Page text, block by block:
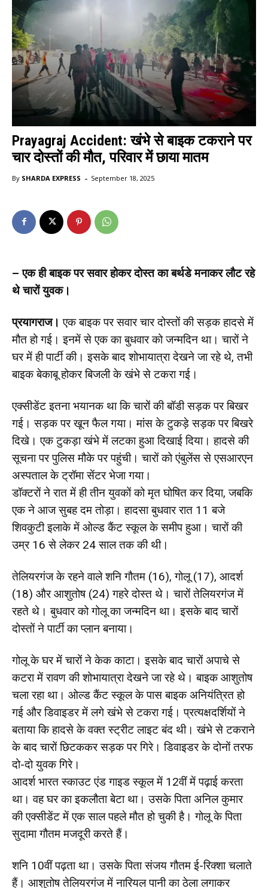
Prayagraj Accident: खंभे से बाइक टकराने पर
चार दोस्तों की मौत, परिवार में छाया मातम
By SHARDA EXPRESS - September 18, 2025
– एक ही बाइक पर सवार होकर दोस्त का बर्थडे मनाकर लौट रहे
थे चारों युवक।
प्रयागराज। एक बाइक पर सवार चार दोस्तों की सड़क हादसे में
मौत हो गई। इनमें से एक का बुधवार को जन्मदिन था। चारों ने
घर में ही पार्टी की। इसके बाद शोभायात्रा देखने जा रहे थे, तभी
बाइक बेकाबू होकर बिजली के खंभे से टकरा गई।
एक्सीडेंट इतना भयानक था कि चारों की बॉडी सड़क पर बिखर
गई। सड़क पर खून फैल गया। मांस के टुकड़े सड़क पर बिखरे
दिखे। एक टुकड़ा खंभे में लटका हुआ दिखाई दिया। हादसे की
सूचना पर पुलिस मौके पर पहुंची। चारों को एंबुलेंस से एसआरएन
अस्पताल के ट्रॉमा सेंटर भेजा गया।
डॉक्टरों ने रात में ही तीन युवकों को मृत घोषित कर दिया, जबकि
एक ने आज सुबह दम तोड़ा। हादसा बुधवार रात 11 बजे
शिवकुटी इलाके में ओल्ड कैंट स्कूल के समीप हुआ। चारों की
उम्र 16 से लेकर 24 साल तक की थी।
तेलियरगंज के रहने वाले शनि गौतम (16), गोलू (17), आदर्श
(18) और आशुतोष (24) गहरे दोस्त थे। चारों तेलियरगंज में
रहते थे। बुधवार को गोलू का जन्मदिन था। इसके बाद चारों
दोस्तों ने पार्टी का प्लान बनाया।
गोलू के घर में चारों ने केक काटा। इसके बाद चारों अपाचे से
कटरा में रावण की शोभायात्रा देखने जा रहे थे। बाइक आशुतोष
चला रहा था। ओल्ड कैंट स्कूल के पास बाइक अनियंत्रित हो
गई और डिवाइडर में लगे खंभे से टकरा गई। प्रत्यक्षदर्शियों ने
बताया कि हादसे के वक्त स्ट्रीट लाइट बंद थी। खंभे से टकराने
के बाद चारों छिटककर सड़क पर गिरे। डिवाइडर के दोनों तरफ
दो-दो युवक गिरे।
आदर्श भारत स्काउट एंड गाइड स्कूल में 12वीं में पढ़ाई करता
था। वह घर का इकलौता बेटा था। उसके पिता अनिल कुमार
की एक्सीडेंट में एक साल पहले मौत हो चुकी है। गोलू के पिता
सुदामा गौतम मजदूरी करते हैं।
शनि 10वीं पढ़ता था। उसके पिता संजय गौतम ई-रिक्शा चलाते
हैं। आशुतोष तेलियरगंज में नारियल पानी का ठेला लगाकर